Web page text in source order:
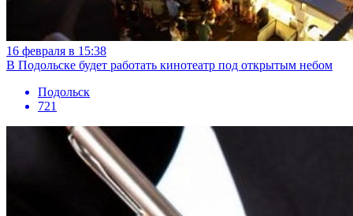
16 февраля в 15:38
В Подольске будет работать кинотеатр под открытым небом
Подольск
721